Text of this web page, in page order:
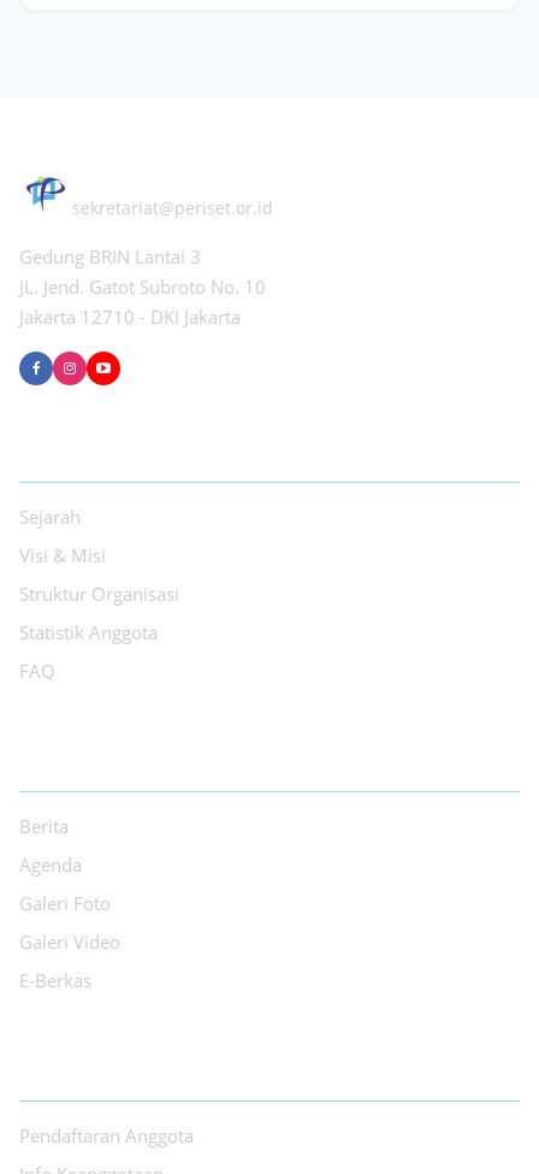
sekretariat@periset.or.id
Gedung BRIN Lantai 3
JL. Jend. Gatot Subroto No. 10
Jakarta 12710 - DKI Jakarta
Sejarah
Visi & Misi
Struktur Organisasi
Statistik Anggota
FAQ
Berita
Agenda
Galeri Foto
Galeri Video
E-Berkas
Pendaftaran Anggota